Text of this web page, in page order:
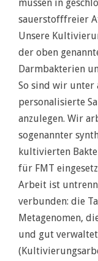
müssen in
sauerstofffreier
Unsere
der oben
Darmbakterien
So sind wir unter
personalisierte
anzulegen. Wir
sogenannter
kultivierten
für FMT
Arbeit ist
verbunden: die
Metagenomen,
und gut